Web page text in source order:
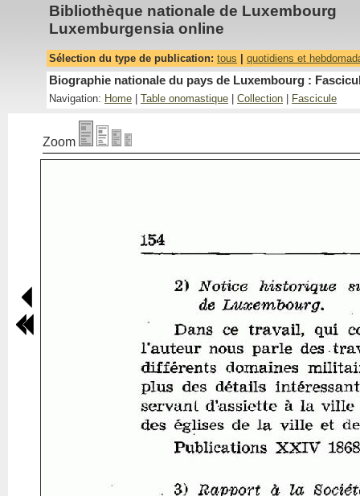
Bibliothèque nationale de Luxembourg
Luxemburgensia online
Sélection du type de publication: tous quotidiens et
Biographie nationale du pays de Luxembourg :
Navigation: Home Table onomastique Collection Fascicule
Zoom